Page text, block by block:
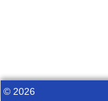
© 2026